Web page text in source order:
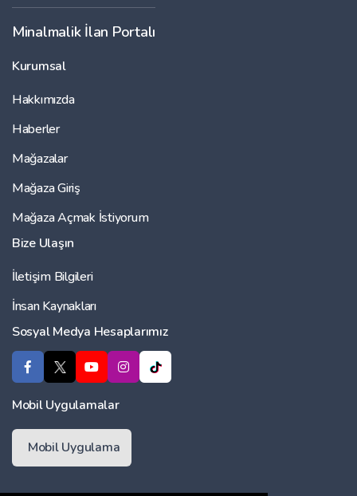
Minalmalik İlan Portalı
Kurumsal
Hakkımızda
Haberler
Mağazalar
Mağaza Giriş
Mağaza Açmak İstiyorum
Bize Ulaşın
İletişim Bilgileri
İnsan Kaynakları
Sosyal Medya Hesaplarımız
Mobil Uygulamalar
Mobil Uygulama